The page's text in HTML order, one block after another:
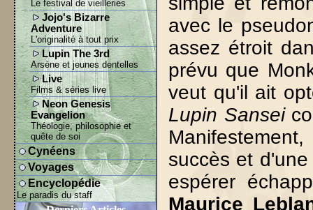
Le festival de vieilleries
Jojo's Bizarre
Adventure
L'originalité à tout prix
Lupin The 3rd
Arsène et jeunes dentelles
Live
Films & séries live
Neon Genesis
Evangelion
Théologie, philosophie et
quête de soi
Cynéens
Voyages
Encyclopédie
Le paradis du staff
avec le
assez étroit
prévu que
veut qu'il ait
Lupin Sansei
succès et
espérer
Maurice